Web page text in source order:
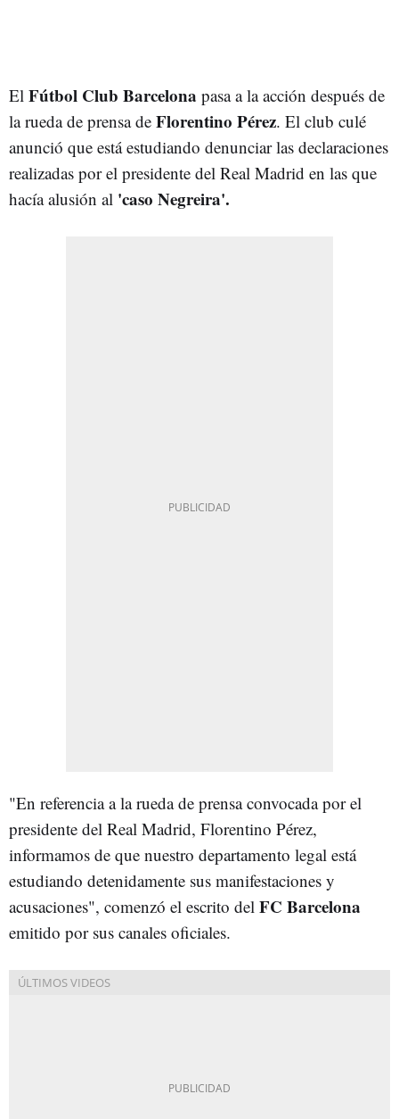
El Fútbol Club Barcelona pasa a la acción después de
la rueda de prensa de Florentino Pérez. El club culé
anunció que está estudiando denunciar las declaraciones
realizadas por el presidente del Real Madrid en las que
hacía alusión al 'caso Negreira'.
"En referencia a la rueda de prensa convocada por el
presidente del Real Madrid, Florentino Pérez,
informamos de que nuestro departamento legal está
estudiando detenidamente sus manifestaciones y
acusaciones", comenzó el escrito del FC Barcelona
emitido por sus canales oficiales.